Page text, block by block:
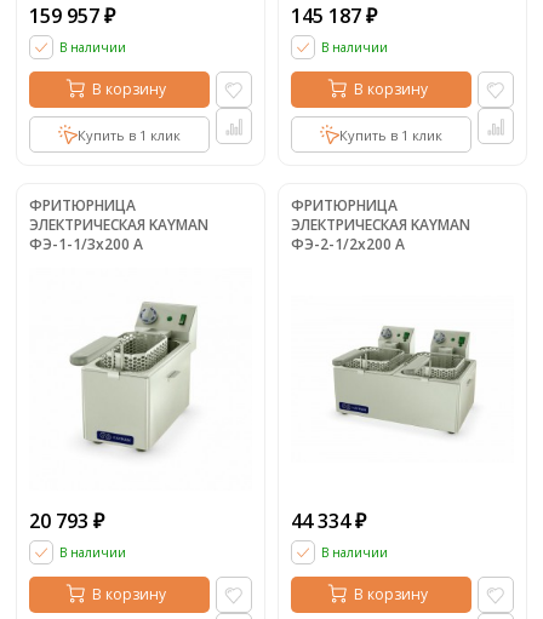
159 957 ₽
В наличии
В корзину
Купить в 1 клик
145 187 ₽
В наличии
В корзину
Купить в 1 клик
ФРИТЮРНИЦА
ЭЛЕКТРИЧЕСКАЯ KAYMAN
ФЭ-1-1/3x200 А
20 793 ₽
В наличии
В корзину
ФРИТЮРНИЦА
ЭЛЕКТРИЧЕСКАЯ KAYMAN
ФЭ-2-1/2x200 А
44 334 ₽
В наличии
В корзину